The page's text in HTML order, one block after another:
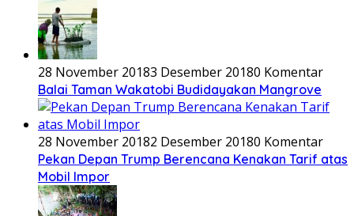
28 November 20183 Desember 20180 Komentar
Balai Taman Wakatobi Budidayakan Mangrove
28 November 20182 Desember 20180 Komentar
Pekan Depan Trump Berencana Kenakan Tarif atas
Mobil Impor